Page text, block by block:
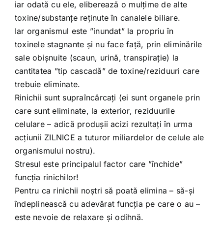
iar odată cu ele, eliberează o mulțime de alte
toxine/substanțe reținute în canalele biliare.
Iar organismul este ”inundat” la propriu în
toxinele stagnante și nu face față, prin eliminările
sale obișnuite (scaun, urină, transpirație) la
cantitatea ”tip cascadă” de toxine/reziduuri care
trebuie eliminate.
Rinichii sunt supraîncărcați (ei sunt organele prin
care sunt eliminate, la exterior, reziduurile
celulare – adică produșii acizi rezultați în urma
acțiunii ZILNICE a tuturor miliardelor de celule ale
organismului nostru).
Stresul este principalul factor care ”închide”
funcția rinichilor!
Pentru ca rinichii noștri să poată elimina – să-și
îndeplinească cu adevărat funcția pe care o au –
este nevoie de relaxare și odihnă.